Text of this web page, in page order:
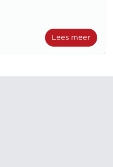
Lees meer